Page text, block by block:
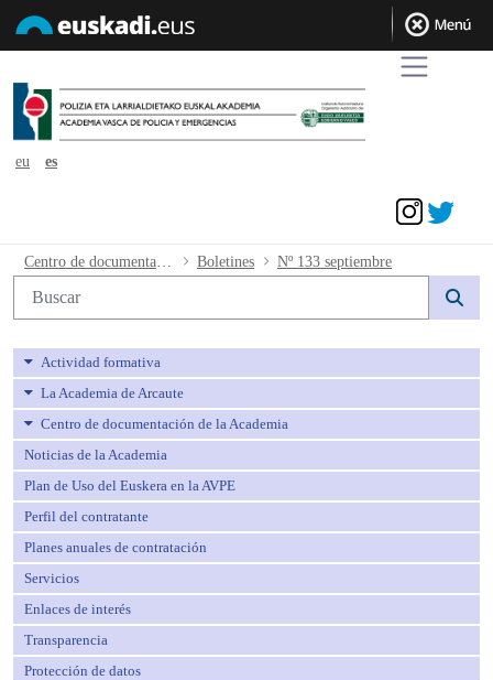
eu
es
Nº 133 septiembre - avpe
Boletines Nº 133 septiembre
Búsqueda web
Actividad formativa
La Academia de Arcaute
Centro de documentación de la Academia
Noticias de la Academia
Plan de Uso del Euskera en la AVPE
Perfil del contratante
Planes anuales de contratación
Servicios
Enlaces de interés
Transparencia
Protección de datos